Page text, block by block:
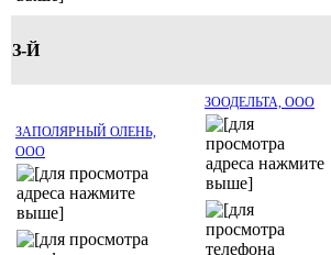
З-Й
ЗАПОЛЯРНЫЙ ОЛЕНЬ,
ООО
ЗООДЕЛЬТА, ООО